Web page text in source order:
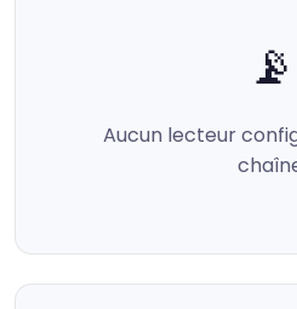
📡
Aucun lecteur